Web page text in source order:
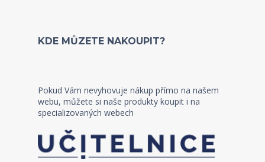
KDE MŮZETE NAKOUPIT?
Pokud Vám nevyhovuje nákup přímo na našem
webu, můžete si naše produkty koupit i na
specializovaných webech